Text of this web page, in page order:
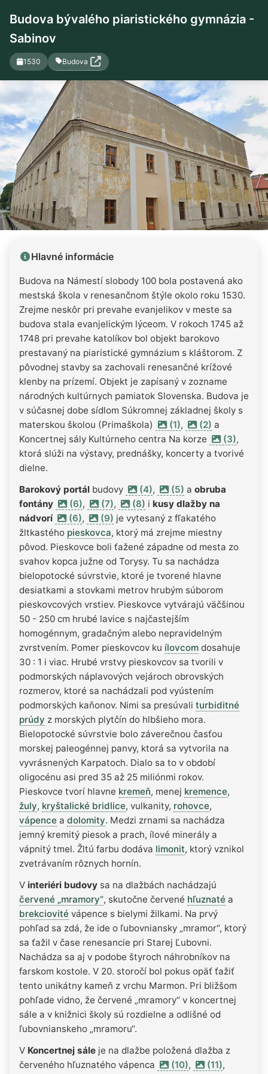
Budova bývalého piaristického gymnázia -
Sabinov
1530 Budova
Hlavné informácie
Budova na Námestí slobody 100 bola postavená ako
mestská škola v renesančnom štýle okolo roku 1530.
Zrejme neskôr pri prevahe evanjelikov v meste sa
budova stala evanjelickým lýceom. V rokoch 1745 až
1748 pri prevahe katolíkov bol objekt barokovo
prestavaný na piaristické gymnázium s kláštorom. Z
pôvodnej stavby sa zachovali renesančné krížové
klenby na prízemí. Objekt je zapísaný v zozname
národných kultúrnych pamiatok Slovenska. Budova je
v súčasnej dobe sídlom Súkromnej základnej školy s
materskou školou (Primaškola)
(1), (2) a
Koncertnej sály Kultúrneho centra Na korze
(3),
ktorá slúži na výstavy, prednášky, koncerty a tvorivé
dielne.
Barokový portál budovy (4), (5) a obruba
fontány
(6), (7), (8) i kusy dlažby na
nádvorí
(6), (9) je vytesaný z fľakatého
žltkastého pieskovca, ktorý má zrejme miestny
pôvod. Pieskovce boli ťažené západne od mesta zo
svahov kopca južne od Torysy. Tu sa nachádza
bielopotocké súvrstvie, ktoré je tvorené hlavne
desiatkami a stovkami metrov hrubým súborom
pieskovcových vrstiev. Pieskovce vytvárajú väčšinou
50 - 250 cm hrubé lavice s najčastejším
homogénnym, gradačným alebo nepravidelným
zvrstvením. Pomer pieskovcov ku ílovcom dosahuje
30 : 1 i viac. Hrubé vrstvy pieskovcov sa tvorili v
podmorských náplavových vejároch obrovských
rozmerov, ktoré sa nachádzali pod vyústením
podmorských kaňonov. Nimi sa presúvali turbiditné
prúdy z morských plytčín do hlbšieho mora.
Bielopotocké súvrstvie bolo záverečnou časťou
morskej paleogénnej panvy, ktorá sa vytvorila na
vyvrásnených Karpatoch. Dialo sa to v období
oligocénu asi pred 35 až 25 miliónmi rokov.
Pieskovce tvorí hlavne kremeň, menej kremence,
žuly, kryštalické bridlice, vulkanity, rohovce,
vápence a dolomity. Medzi zrnami sa nachádza
jemný kremitý piesok a prach, ílové minerály a
vápnitý tmel. Žltú farbu dodáva limonit, ktorý vznikol
zvetrávaním rôznych hornín.
V interiéri budovy sa na dlažbách nachádzajú
červené „mramory“, skutočne červené hľuznaté a
brekciovité vápence s bielymi žilkami. Na prvý
pohľad sa zdá, že ide o ľubovniansky „mramor“, ktorý
sa ťažil v čase renesancie pri Starej Ľubovni.
Nachádza sa aj v podobe štyroch náhrobníkov na
farskom kostole. V 20. storočí bol pokus opäť ťažiť
tento unikátny kameň z vrchu Marmon. Pri bližšom
pohľade vidno, že červené „mramory“ v koncertnej
sále a v knižnici školy sú rozdielne a odlišné od
ľubovnianskeho „mramoru“.
V Koncertnej sále je na dlažbe položená dlažba z
červeného hľuznatého vápenca
(10), (11),